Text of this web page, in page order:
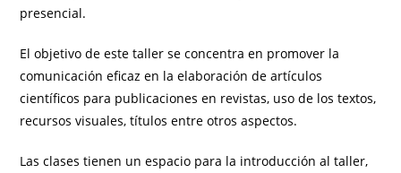
presencial.
El objetivo de este taller se concentra en promover la
comunicación eficaz en la elaboración de artículos
científicos para publicaciones en revistas, uso de los textos,
recursos visuales, títulos entre otros aspectos.
Las clases tienen un espacio para la introducción al taller,